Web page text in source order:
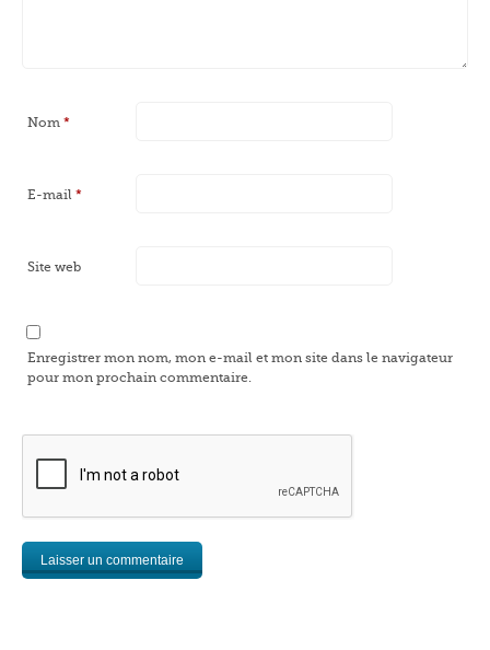
Nom *
E-mail *
Site web
Enregistrer mon nom, mon e-mail et mon site dans le navigateur
pour mon prochain commentaire.